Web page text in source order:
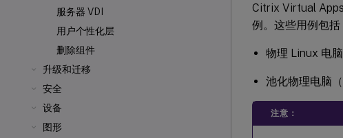
服务器 VDI
用户个性化层
删除组件
升级和迁移
安全
设备
图形
Citrix Virtual
例。这些用例包括
物理 Linux 电脑
池化物理电脑
注意：